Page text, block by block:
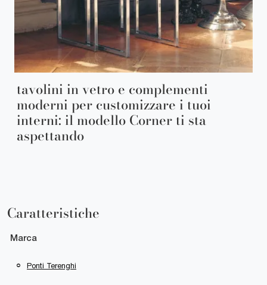
tavolini in vetro e complementi
moderni per customizzare i tuoi
interni: il modello Corner ti sta
aspettando
Caratteristiche
Marca
Ponti Terenghi